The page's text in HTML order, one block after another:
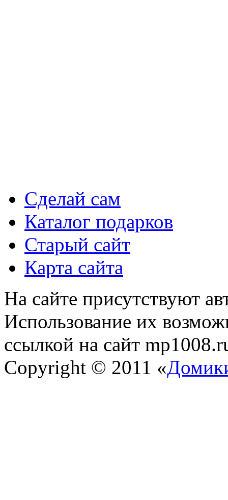
Сделай сам
Каталог подарков
Старый сайт
Карта сайта
На сайте присутствуют
Использование их
ссылкой на сайт
Copyright © 2011 «